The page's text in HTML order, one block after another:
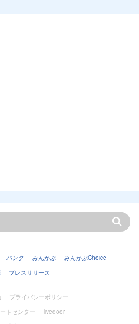
バンク みんかぶ
みんかぶChoice
プレスリリース
プライバシーポリシー
トセンター
livedoor